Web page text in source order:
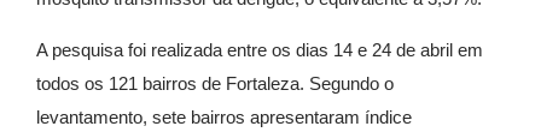
A pesquisa foi realizada entre os dias 14 e 24 de abril em
todos os 121 bairros de Fortaleza. Segundo o
levantamento, sete bairros apresentaram índice